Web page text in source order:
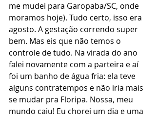
me mudei para Garopaba/SC, onde
moramos hoje). Tudo certo, isso era
agosto. A gestação correndo super
bem. Mas eis que não temos o
controle de tudo. Na virada do ano
falei novamente com a parteira e aí
foi um banho de água fria: ela teve
alguns contratempos e não iria mais
se mudar pra Floripa. Nossa, meu
mundo caiu! Eu chorei um dia e uma